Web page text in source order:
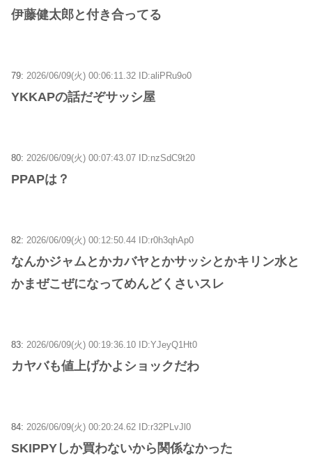
伊藤健太郎と付き合ってる
79: 2026/06/09(火) 00:06:11.32 ID:aliPRu9o0
YKKAPの話だぞサッシ屋
80: 2026/06/09(火) 00:07:43.07 ID:nzSdC9t20
PPAPは？
82: 2026/06/09(火) 00:12:50.44 ID:r0h3qhAp0
なんかジャムとかカバヤとかサッシとかキリン水と
かまぜこぜになってめんどくさいスレ
83: 2026/06/09(火) 00:19:36.10 ID:YJeyQ1Ht0
カヤバも値上げかよショックだわ
84: 2026/06/09(火) 00:20:24.62 ID:r32PLvJl0
SKIPPYしか買わないから関係なかった